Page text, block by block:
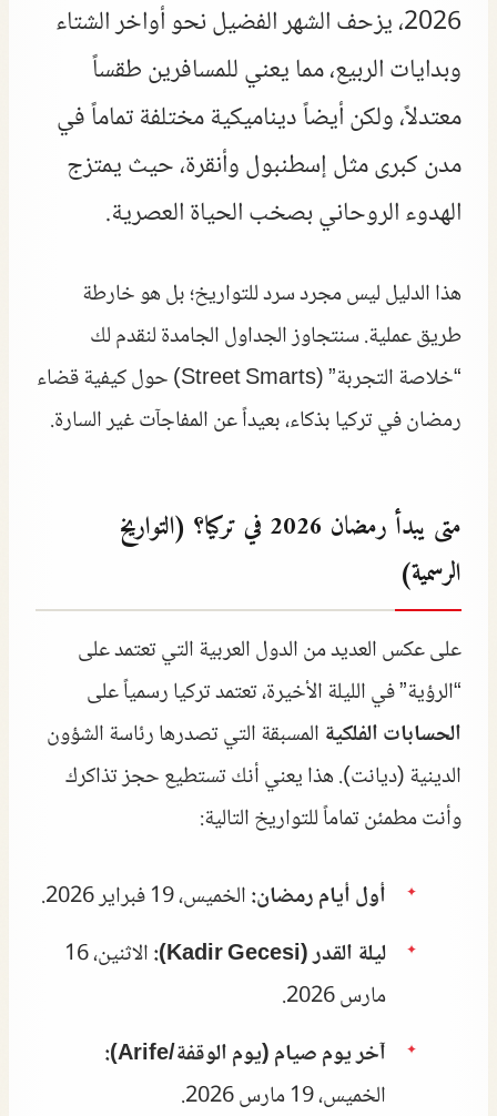
2026، يزحف الشهر الفضيل نحو أواخر الشتاء
وبدايات الربيع، مما يعني للمسافرين طقساً
معتدلاً، ولكن أيضاً ديناميكية مختلفة تماماً في
مدن كبرى مثل إسطنبول وأنقرة، حيث يمتزج
الهدوء الروحاني بصخب الحياة العصرية.
هذا الدليل ليس مجرد سرد للتواريخ؛ بل هو خارطة
طريق عملية. سنتجاوز الجداول الجامدة لنقدم لك
“خلاصة التجربة” (Street Smarts) حول كيفية قضاء
رمضان في تركيا بذكاء، بعيداً عن المفاجآت غير السارة.
متى يبدأ رمضان 2026 في تركيا؟ (التواريخ
الرسمية)
على عكس العديد من الدول العربية التي تعتمد على
“الرؤية” في الليلة الأخيرة، تعتمد تركيا رسمياً على
الحسابات الفلكية المسبقة التي تصدرها رئاسة الشؤون
الدينية (ديانت). هذا يعني أنك تستطيع حجز تذاكرك
وأنت مطمئن تماماً للتواريخ التالية:
أول أيام رمضان:الخميس، 19 فبراير 2026.
ليلة القدر (Kadir Gecesi):
الاثنين، 16
مارس 2026.
آخر يوم صيام (يوم الوقفة/Arife):
الخميس، 19 مارس 2026.